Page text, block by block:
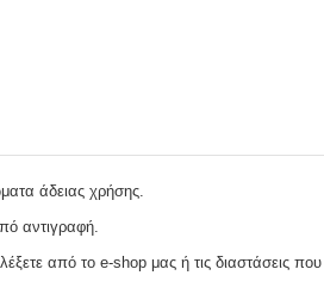
άδειας χρήσης.
αντιγραφή.
από το e-shop μας ή τις διαστάσεις που